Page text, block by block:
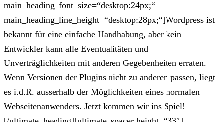
main_heading_font_size=“desktop:24px;“
main_heading_line_height=“desktop:28px;“]Wordpress ist
bekannt für eine einfache Handhabung, aber kein
Entwickler kann alle Eventualitäten und
Unverträglichkeiten mit anderen Gegebenheiten erraten.
Wenn Versionen der Plugins nicht zu anderen passen, liegt
es i.d.R. ausserhalb der Möglichkeiten eines normalen
Webseitenanwenders. Jetzt kommen wir ins Spiel!